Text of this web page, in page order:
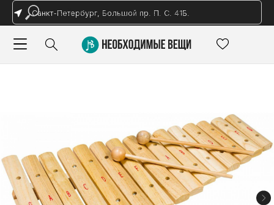
Санкт-Петербург, Большой пр. П. С. 41Б.